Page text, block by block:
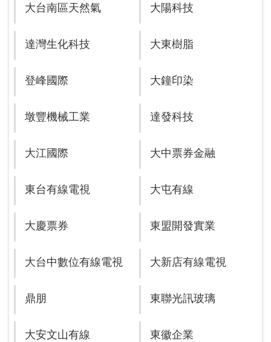
大台南區天然氣 大陽科技
達灣生化科技 大東樹脂
登峰國際 大鐘印染
墩豐機械工業 達發科技
大江國際 大中票券金融
東台有線電視 大屯有線
大慶票券 東盟開發實業
大台中數位有線電視 大新店有線電視
鼎朋 東聯光訊玻璃
大安文山有線 東徽企業